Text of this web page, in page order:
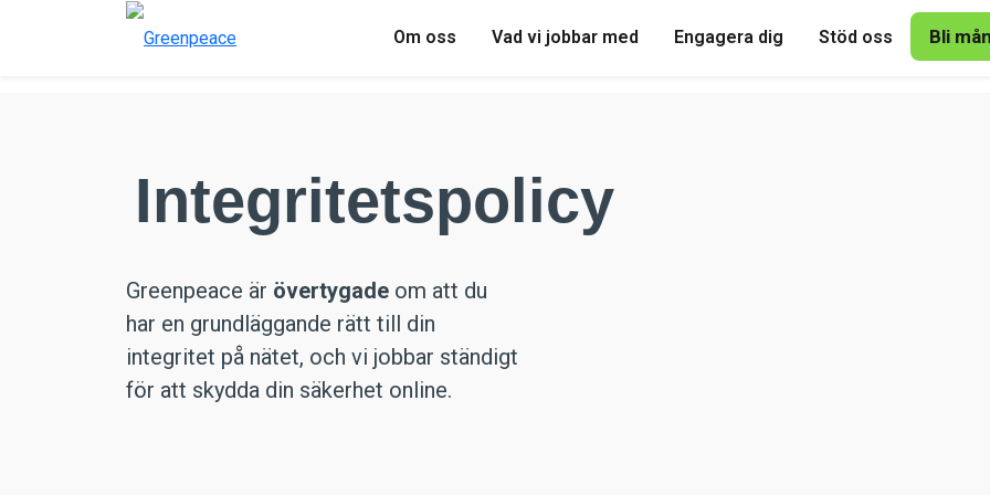
Om oss Vad vi jobbar med Engagera dig Stöd oss Bli
Integritetspolicy
Greenpeace är övertygade om att du
har en grundläggande rätt till din
integritet på nätet, och vi jobbar ständigt
för att skydda din säkerhet online.